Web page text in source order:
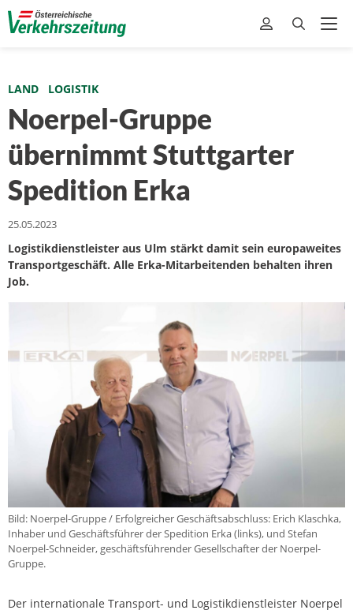
LAND LOGISTIK
Noerpel-Gruppe
übernimmt Stuttgarter
Spedition Erka
25.05.2023
Logistikdienstleister aus Ulm stärkt damit sein europaweites
Transportgeschäft. Alle Erka-Mitarbeitenden behalten ihren
Job.
Bild: Noerpel-Gruppe / Erfolgreicher Geschäftsabschluss: Erich Klaschka,
Inhaber und Geschäftsführer der Spedition Erka (links), und Stefan
Noerpel-Schneider, geschäftsführender Gesellschafter der Noerpel-
Gruppe.
Der internationale Transport- und Logistikdienstleister Noerpel